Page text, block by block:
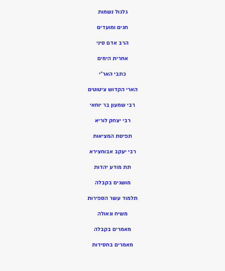
גלגול נשמות
חגים ומועדים
הרב אדם סיני
אחרית הימים
כתבי האר”י
הארי הקדוש ציטוטים
רבי שמעון בר יוחאי
רבי יצחק לוריא
תפיסת המציאות
רבי יעקב אבוחצירא
תת מודע יהדות
מושגים בקבלה
תלמוד עשר הספירות
משיח וגאולה
מאמרים בקבלה
מאמרים בחסידות